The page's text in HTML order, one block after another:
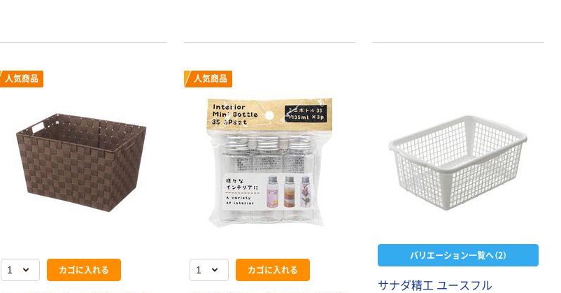
人気商品
カゴに入れる
人気商品
カゴに入れる
バリエーション一覧へ（2）
サナダ精工 ユースフル